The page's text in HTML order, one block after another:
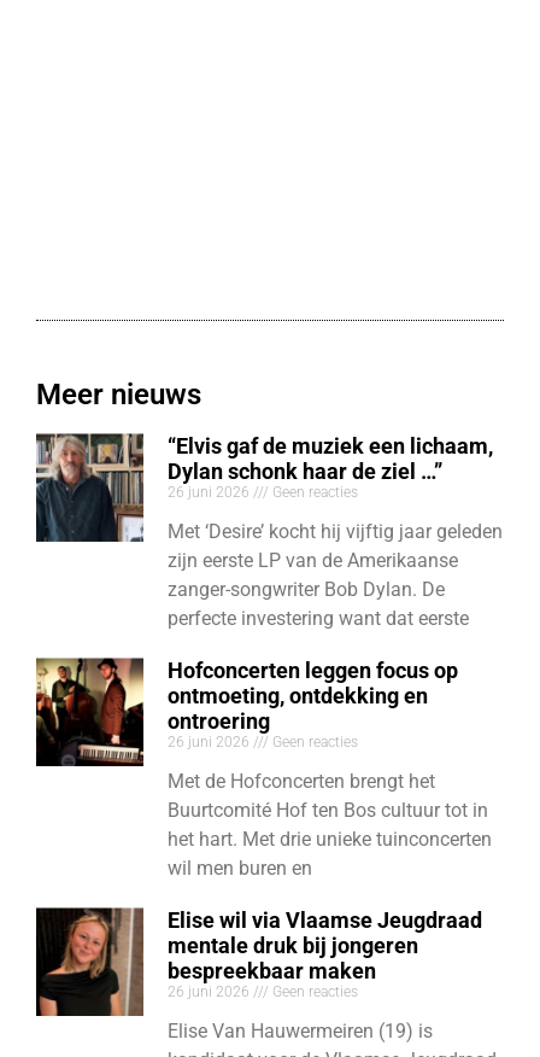
Meer nieuws
“Elvis gaf de muziek een lichaam,
Dylan schonk haar de ziel …”
26 juni 2026 Geen reacties
Met ‘Desire’ kocht hij vijftig jaar geleden
zijn eerste LP van de Amerikaanse
zanger-songwriter Bob Dylan. De
perfecte investering want dat eerste
Hofconcerten leggen focus op
ontmoeting, ontdekking en
ontroering
26 juni 2026 Geen reacties
Met de Hofconcerten brengt het
Buurtcomité Hof ten Bos cultuur tot in
het hart. Met drie unieke tuinconcerten
wil men buren en
Elise wil via Vlaamse Jeugdraad
mentale druk bij jongeren
bespreekbaar maken
26 juni 2026 Geen reacties
Elise Van Hauwermeiren (19) is